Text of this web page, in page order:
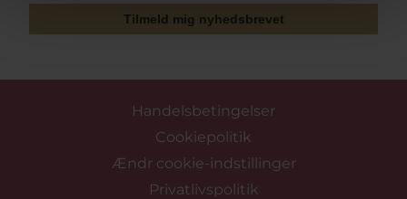
Tilmeld mig nyhedsbrevet
Handelsbetingelser
Cookiepolitik
Ændr cookie-indstillinger
Privatlivspolitik